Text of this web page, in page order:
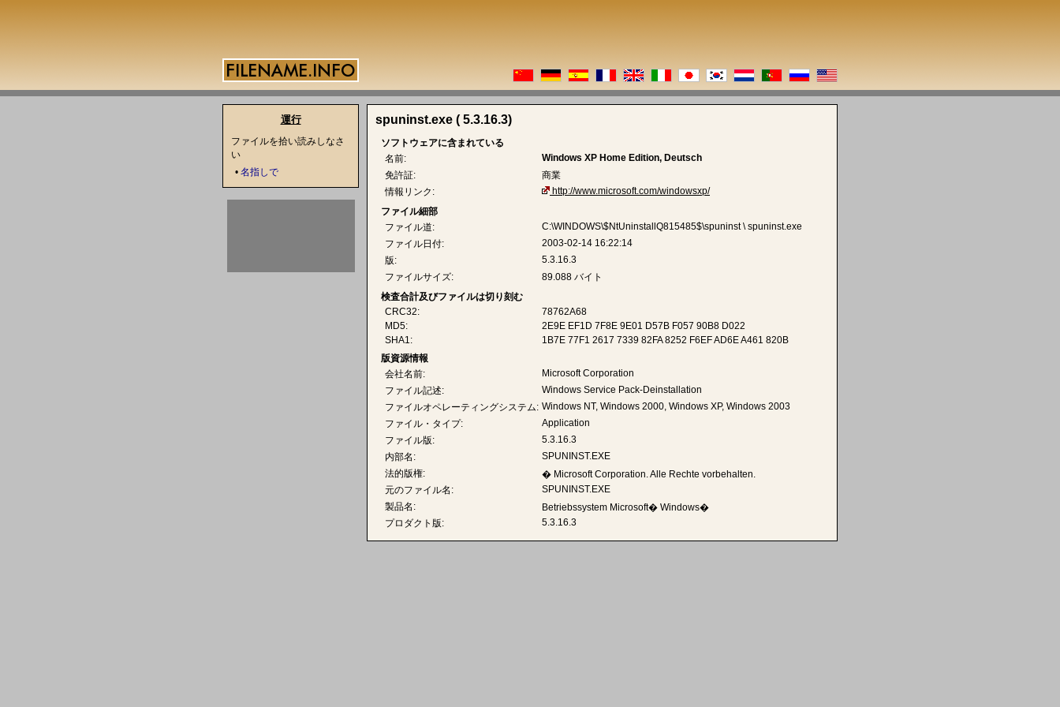
spuninst.exe ( 5.3.16.3)
ソフトウェアに含まれている
名前:
Windows XP Home Edition, Deutsch
免許証:
商業
情報リンク:
http://www.microsoft.com/windowsxp/
ファイル細部
ファイル道:
C:\WINDOWS\$NtUninstallQ815485$\spuninst \ spuninst.exe
ファイル日付:
2003-02-14 16:22:14
版:
5.3.16.3
ファイルサイズ:
89.088 バイト
検査合計及びファイルは切り刻む
CRC32:
78762A68
MD5:
2E9E EF1D 7F8E 9E01 D57B F057 90B8 D022
SHA1:
1B7E 77F1 2617 7339 82FA 8252 F6EF AD6E A461 820B
版資源情報
会社名前:
Microsoft Corporation
ファイル記述:
Windows Service Pack-Deinstallation
ファイルオペレーティングシステム: Windows NT, Windows 2000, Windows XP, Windows 2003
ファイル・タイプ:
Application
ファイル版:
5.3.16.3
内部名:
SPUNINST.EXE
法的版権:
� Microsoft Corporation. Alle Rechte vorbehalten.
元のファイル名:
SPUNINST.EXE
製品名:
Betriebssystem Microsoft� Windows�
プロダクト版:
5.3.16.3
運行
ファイルを拾い読みしなさ
い
• 名指しで